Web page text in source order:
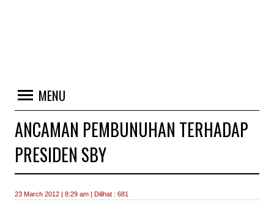
MENU
ANCAMAN PEMBUNUHAN TERHADAP
PRESIDEN SBY
23 March 2012 | 8:29 am | Dilihat : 681